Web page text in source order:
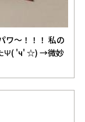
たΨ( 'ч' ☆) →微妙